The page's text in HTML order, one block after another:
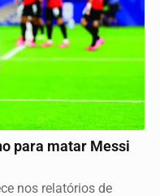
para matar Messi
nos relatórios de